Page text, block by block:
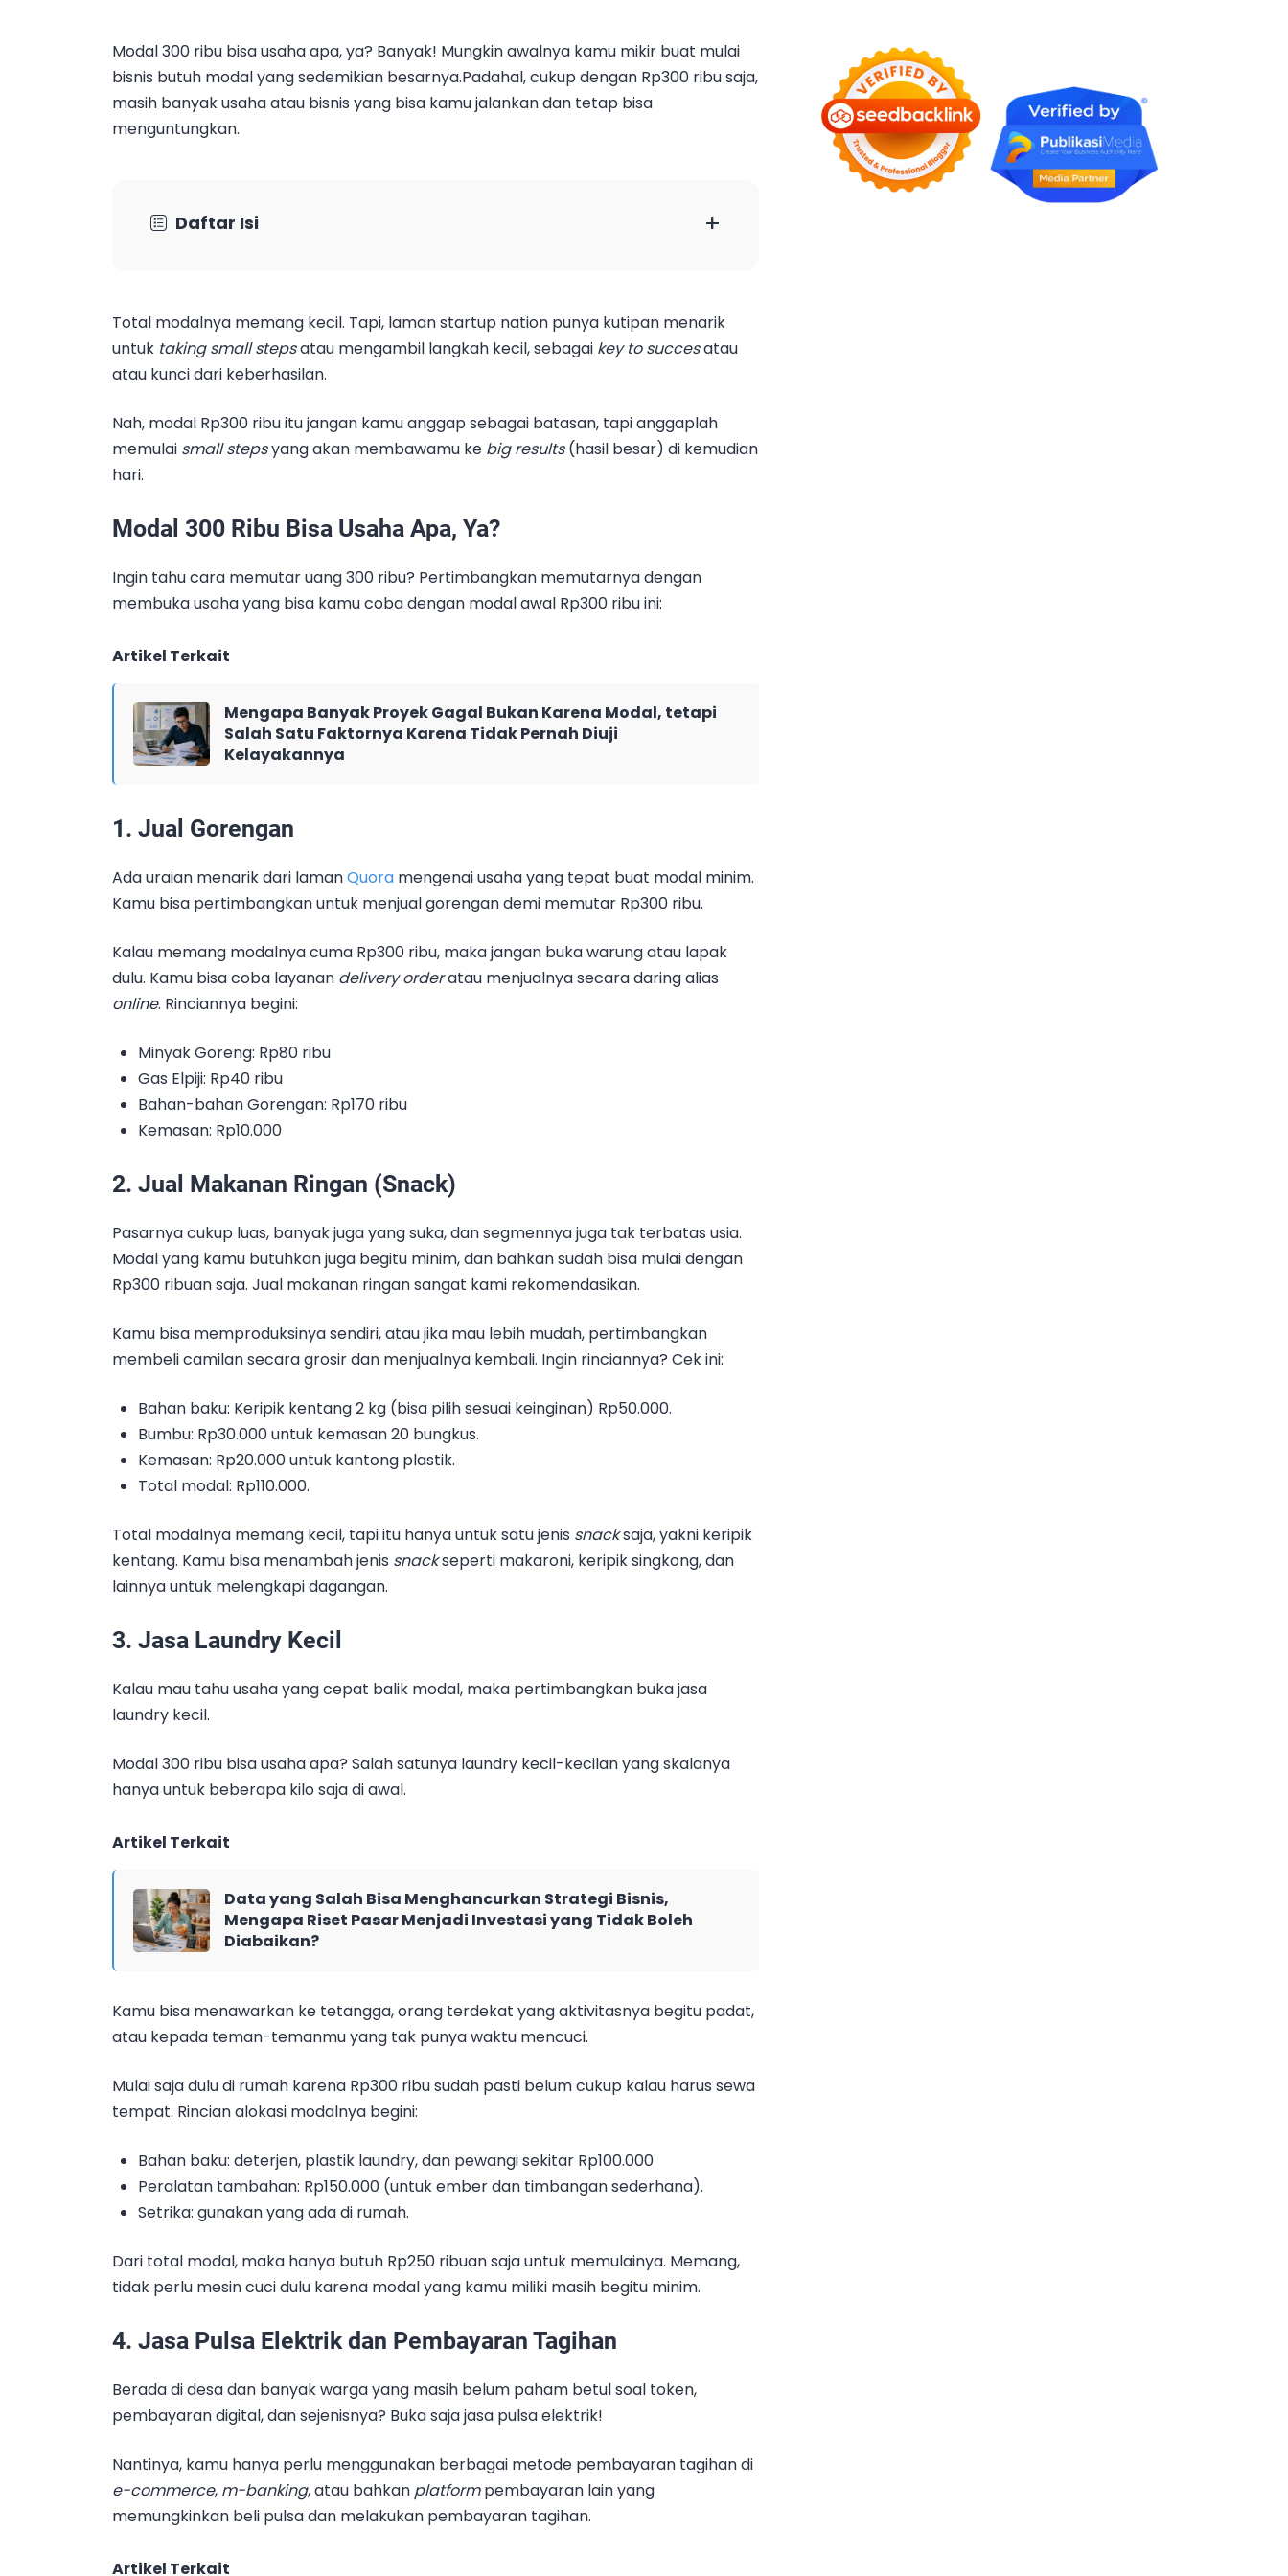
Modal 300 ribu bisa usaha apa, ya? Banyak! Mungkin awalnya kamu mikir buat mulai
bisnis butuh modal yang sedemikian besarnya.Padahal, cukup dengan Rp300 ribu saja,
masih banyak usaha atau bisnis yang bisa kamu jalankan dan tetap bisa
menguntungkan.
Daftar Isi +
Total modalnya memang kecil. Tapi, laman startup nation punya kutipan menarik
untuk taking small stepsatau mengambil langkah kecil, sebagai key to succesatau
atau kunci dari keberhasilan.
Nah, modal Rp300 ribu itu jangan kamu anggap sebagai batasan, tapi anggaplah
memulai small stepsyang akan membawamu ke big results(hasil besar) di kemudian
hari.
Modal 300 Ribu Bisa Usaha Apa, Ya?
Ingin tahu cara memutar uang 300 ribu? Pertimbangkan memutarnya dengan
membuka usaha yang bisa kamu coba dengan modal awal Rp300 ribu ini:
Artikel Terkait
Mengapa Banyak Proyek Gagal Bukan Karena Modal, tetapi
Salah Satu Faktornya Karena Tidak Pernah Diuji
Kelayakannya
1. Jual Gorengan
Ada uraian menarik dari lamanQuora mengenai usaha yang tepat buat modal minim.
Kamu bisa pertimbangkan untuk menjual gorengan demi memutar Rp300 ribu.
Kalau memang modalnya cuma Rp300 ribu, maka jangan buka warung atau lapak
dulu. Kamu bisa coba layanan delivery orderatau menjualnya secara daring alias
online. Rinciannya begini:
Minyak Goreng: Rp80 ribu
Gas Elpiji: Rp40 ribu
Bahan-bahan Gorengan: Rp170 ribu
Kemasan: Rp10.000
2. Jual Makanan Ringan (Snack)
Pasarnya cukup luas, banyak juga yang suka, dan segmennya juga tak terbatas usia.
Modal yang kamu butuhkan juga begitu minim, dan bahkan sudah bisa mulai dengan
Rp300 ribuan saja. Jual makanan ringan sangat kami rekomendasikan.
Kamu bisa memproduksinya sendiri, atau jika mau lebih mudah, pertimbangkan
membeli camilan secara grosir dan menjualnya kembali. Ingin rinciannya? Cek ini:
Bahan baku: Keripik kentang 2 kg (bisa pilih sesuai keinginan) Rp50.000.
Bumbu: Rp30.000 untuk kemasan 20 bungkus.
Kemasan: Rp20.000 untuk kantong plastik.
Total modal: Rp110.000.
Total modalnya memang kecil, tapi itu hanya untuk satu jenis snacksaja, yakni keripik
kentang. Kamu bisa menambah jenis snackseperti makaroni, keripik singkong, dan
lainnya untuk melengkapi dagangan.
3. Jasa Laundry Kecil
Kalau mau tahu usaha yang cepat balik modal, maka pertimbangkan buka jasa
laundry kecil.
Modal 300 ribu bisa usaha apa? Salah satunya laundry kecil-kecilan yang skalanya
hanya untuk beberapa kilo saja di awal.
Artikel Terkait
Data yang Salah Bisa Menghancurkan Strategi Bisnis,
Mengapa Riset Pasar Menjadi Investasi yang Tidak Boleh
Diabaikan?
Kamu bisa menawarkan ke tetangga, orang terdekat yang aktivitasnya begitu padat,
atau kepada teman-temanmu yang tak punya waktu mencuci.
Mulai saja dulu di rumah karena Rp300 ribu sudah pasti belum cukup kalau harus sewa
tempat. Rincian alokasi modalnya begini:
Bahan baku: deterjen, plastik laundry, dan pewangi sekitar Rp100.000
Peralatan tambahan: Rp150.000 (untuk ember dan timbangan sederhana).
Setrika: gunakan yang ada di rumah.
Dari total modal, maka hanya butuh Rp250 ribuan saja untuk memulainya. Memang,
tidak perlu mesin cuci dulu karena modal yang kamu miliki masih begitu minim.
4. Jasa Pulsa Elektrik dan Pembayaran Tagihan
Berada di desa dan banyak warga yang masih belum paham betul soal token,
pembayaran digital, dan sejenisnya? Buka saja jasa pulsa elektrik!
Nantinya, kamu hanya perlu menggunakan berbagai metode pembayaran tagihan di
e-commerce, m-banking, atau bahkan platformpembayaran lain yang
memungkinkan beli pulsa dan melakukan pembayaran tagihan.
Artikel Terkait